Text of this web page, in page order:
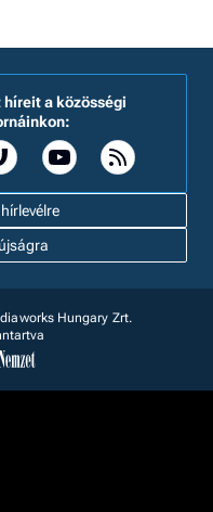
híreit a közösségi
Hungary Zrt.